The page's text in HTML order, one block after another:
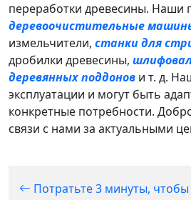
переработки древесины. Наши
деревоочистительные
измельчители, станки для
дробилки древесины,
деревянных поддонов и т. д.
эксплуатации и могут быть
конкретные потребности.
связи с нами за актуальными
Потратьте 3 минуты, чтобы